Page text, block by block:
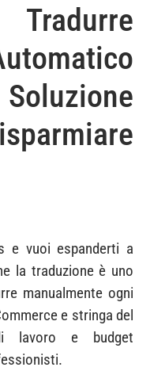
e vuoi espanderti a
la traduzione è uno
manualmente ogni
e stringa del
lavoro e budget